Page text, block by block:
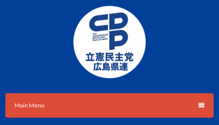
立憲民主党広島県総支部連合会
Main Menu